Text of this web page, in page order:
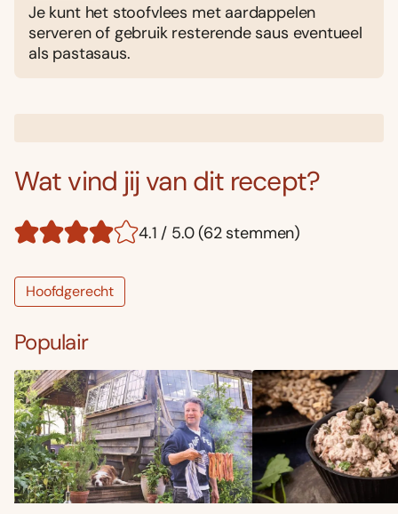
Je kunt het stoofvlees met aardappelen
serveren of gebruik resterende saus eventueel
als pastasaus.
Wat vind jij van dit recept?
4.1 / 5.0 (62 stemmen)
Hoofdgerecht
Populair